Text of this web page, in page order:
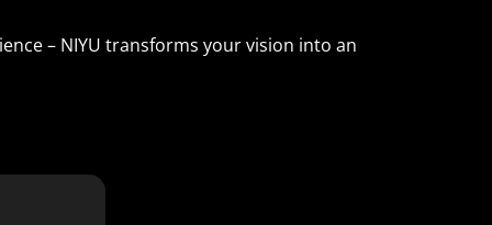
– NIYU transforms your vision into an